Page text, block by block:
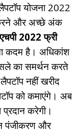
योजना 2022
और अच्छे अंक
एचपी 2022 फ्री
कदम है। अधिकांश
का समर्थन करते
नहीं खरीद
को कमाएंगे। अब
करेगी।
पंजीकरण और